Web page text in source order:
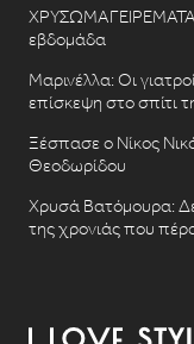
εβδομάδα
Μαρινέλλα: Οι
επίσκεψη στο σπίτι
Ξέσπασε ο Νίκος
Θεοδωρίδου
Χρυσά Βατόμουρα:
της χρονιάς που